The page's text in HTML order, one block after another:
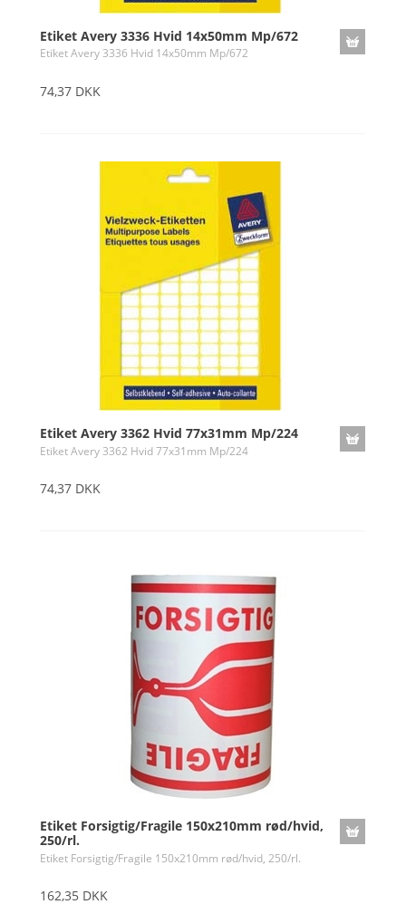
Etiket Avery 3336 Hvid 14x50mm Mp/672
Etiket Avery 3336 Hvid 14x50mm Mp/672
74,37 DKK
Etiket Avery 3362 Hvid 77x31mm Mp/224
Etiket Avery 3362 Hvid 77x31mm Mp/224
74,37 DKK
Etiket Forsigtig/Fragile 150x210mm rød/hvid,
250/rl.
Etiket Forsigtig/Fragile 150x210mm rød/hvid, 250/rl.
162,35 DKK